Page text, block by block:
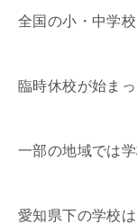
全国の小・中学
臨時休校が始ま
一部の地域では
愛知県下の学校